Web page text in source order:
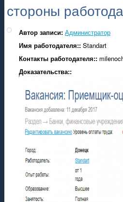
обновление на проекте
работы в России и Украине
вакансии в ДНР на 2021
важные вакансии
приложение проекта
стороны
Автор записи: Администратор
Имя работодателя:: Standart
Контакты работодателя::
Доказательства::